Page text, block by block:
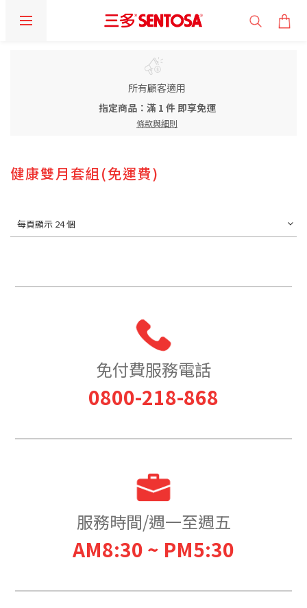
所有顧客適用
指定商品：滿 1 件 即享免運
條款與細則
健康雙月套組(免運費)
每頁顯示 24 個
免付費服務電話
0800-218-868
服務時間/週一至週五
AM8:30 ~ PM5:30